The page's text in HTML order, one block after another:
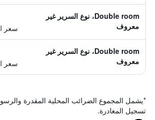
Double room، نوع السرير غير
معروف
سعر
Double room، نوع السرير غير
معروف
سعر
*يشمل المجموع الضرائب المحلية المقدرة
تسجيل المغادرة.